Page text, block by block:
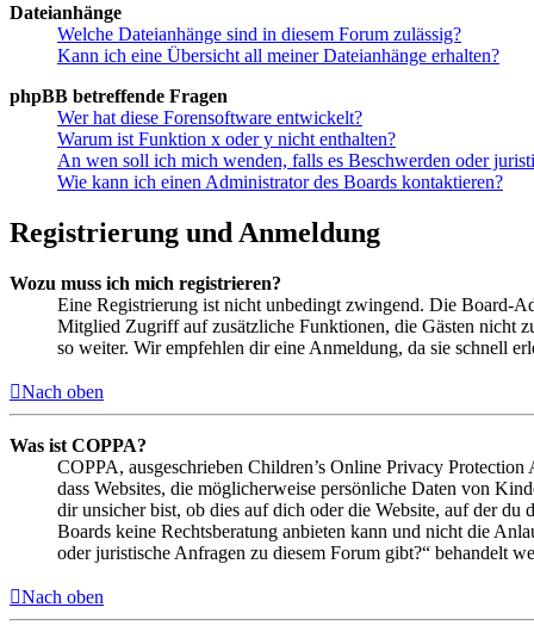
Dateianhänge
Welche Dateianhänge sind in diesem Forum zulässig?
Kann ich eine Übersicht all meiner Dateianhänge erhalten?
phpBB betreffende Fragen
Wer hat diese Forensoftware entwickelt?
Warum ist Funktion x oder y nicht enthalten?
An wen soll ich mich wenden, falls es Beschwerden oder
Wie kann ich einen Administrator des Boards kontaktieren?
Registrierung und Anmeldung
Wozu muss ich mich registrieren?
Eine Registrierung ist nicht unbedingt zwingend. Die Board-
Mitglied Zugriff auf zusätzliche Funktionen, die Gästen nicht
so weiter. Wir empfehlen dir eine Anmeldung, da sie schnell
Nach oben
Was ist COPPA?
COPPA, ausgeschrieben Children’s Online Privacy
dass Websites, die möglicherweise persönliche Daten von
dir unsicher bist, ob dies auf dich oder die Website, auf der
Boards keine Rechtsberatung anbieten kann und nicht die
oder juristische Anfragen zu diesem Forum gibt?“ behandelt
Nach oben